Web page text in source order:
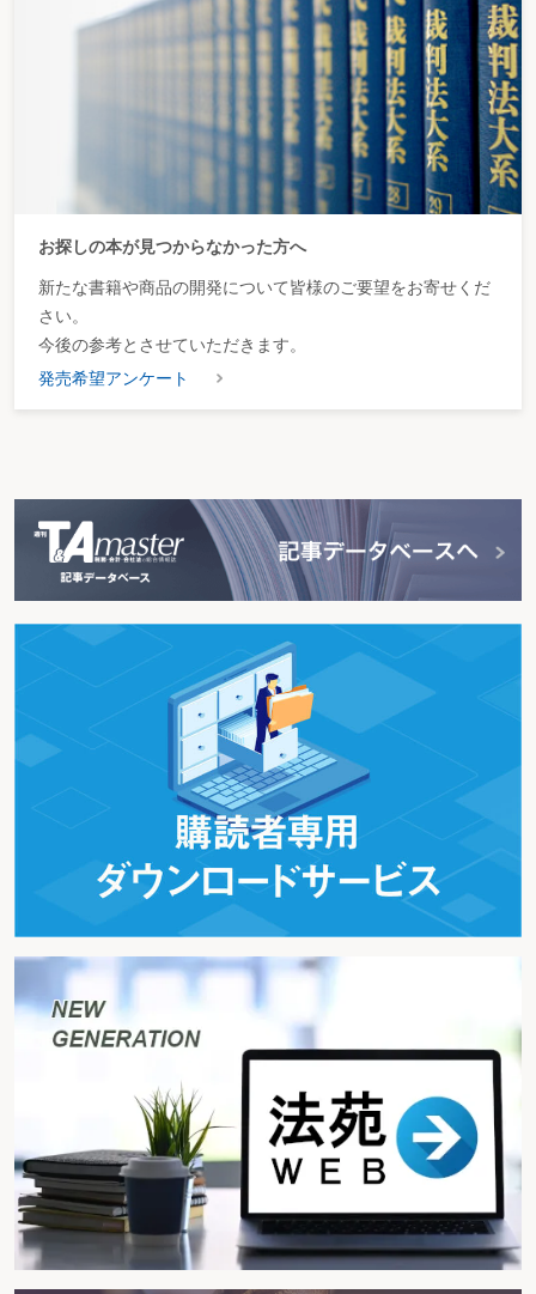
お探しの本が見つからなかった方へ
新たな書籍や商品の開発について皆様のご要望をお寄せくだ
さい。
今後の参考とさせていただきます。
発売希望アンケート